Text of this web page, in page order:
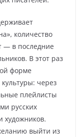
количество
— в последние
В этот раз
форме
через
плейлисты
русских
художников.
выйти из